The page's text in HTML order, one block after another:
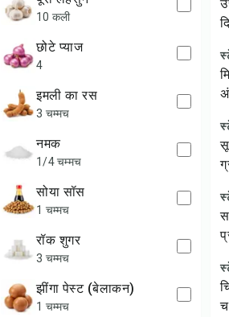
10 कली
छोटे प्याज
4
इमली का रस
3 चम्मच
नमक
1/4 चम्मच
सोया सॉस
1 चम्मच
रॉक शुगर
3 चम्मच
झींगा पेस्ट (बेलाकन)
1 चम्मच